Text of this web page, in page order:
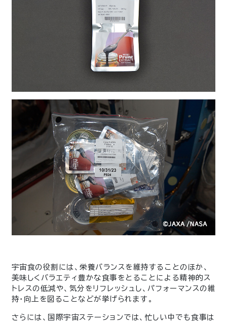
宇宙食の役割には、栄養バランスを維持することのほか、
美味しくバラエティ豊かな食事をとることによる精神的ス
トレスの低減や、気分をリフレッシュし、パフォーマンスの維
持・向上を図ることなどが挙げられます。
さらには、国際宇宙ステーションでは、忙しい中でも食事は